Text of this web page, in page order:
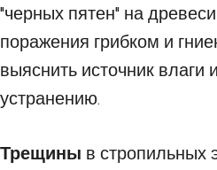
"черных пятен" на
поражения грибком и
выяснить источник
устранению.
Трещины в стропильных